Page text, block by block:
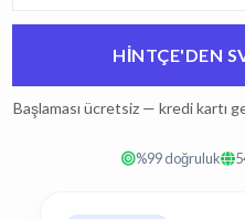
HINTÇE'DEN
Başlaması ücretsiz — kredi kartı
%99 doğruluk